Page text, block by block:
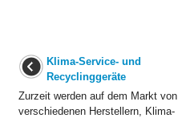
Klima-Service- und
Recyclinggeräte
Zurzeit werden auf dem Markt von
verschiedenen Herstellern, Klima-